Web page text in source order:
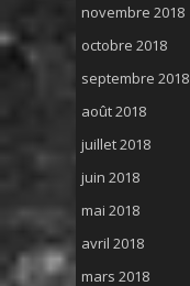
novembre 2018
octobre 2018
septembre 2018
août 2018
juillet 2018
juin 2018
mai 2018
avril 2018
mars 2018